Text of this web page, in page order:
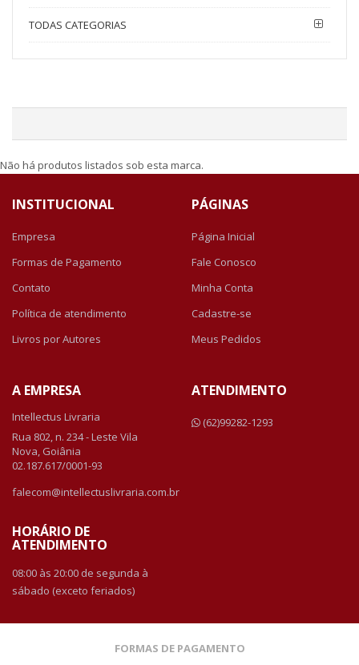
TODAS CATEGORIAS
Não há produtos listados sob esta marca.
INSTITUCIONAL
Empresa
Formas de Pagamento
Contato
Política de atendimento
Livros por Autores
PÁGINAS
Página Inicial
Fale Conosco
Minha Conta
Cadastre-se
Meus Pedidos
A EMPRESA
Intellectus Livraria
Rua 802, n. 234 - Leste Vila
Nova, Goiânia
02.187.617/0001-93
falecom@intellectuslivraria.com.br
HORÁRIO DE
ATENDIMENTO
08:00 às 20:00 de segunda à
sábado (exceto feriados)
ATENDIMENTO
(62)99282-1293
FORMAS DE PAGAMENTO